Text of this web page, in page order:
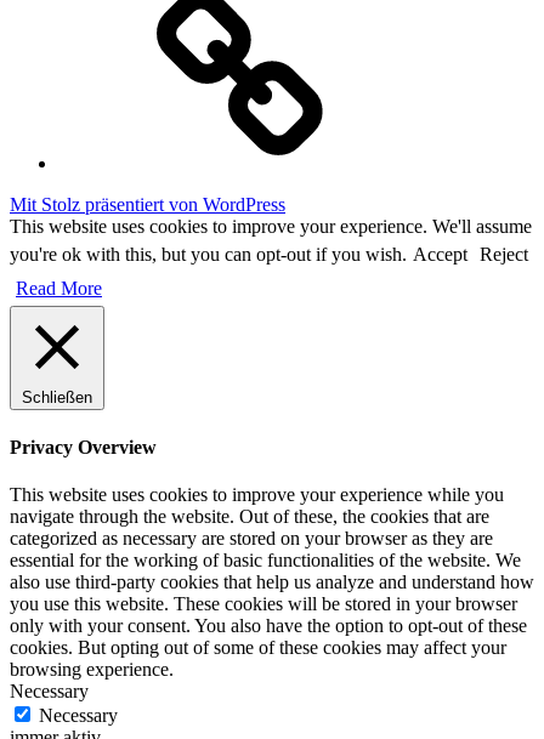
Mit Stolz präsentiert von WordPress
This website uses cookies to improve your experience. We'll assume
you're ok with this, but you can opt-out if you wish. Accept Reject
Read More
Schließen
Privacy Overview
This website uses cookies to improve your experience while you
navigate through the website. Out of these, the cookies that are
categorized as necessary are stored on your browser as they are
essential for the working of basic functionalities of the website. We
also use third-party cookies that help us analyze and understand how
you use this website. These cookies will be stored in your browser
only with your consent. You also have the option to opt-out of these
cookies. But opting out of some of these cookies may affect your
browsing experience.
Necessary
Necessary